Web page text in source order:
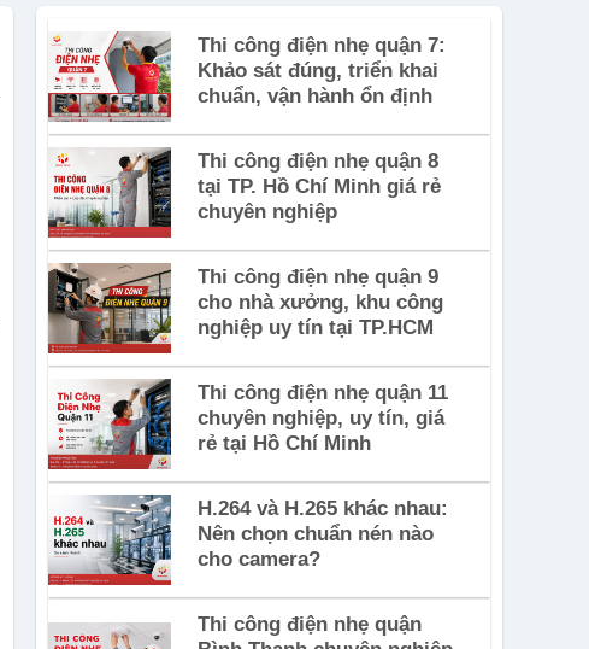
Thi công điện nhẹ quận 7:
Khảo sát đúng, triển khai
chuẩn, vận hành ổn định
Thi công điện nhẹ quận 8
tại TP. Hồ Chí Minh giá rẻ
chuyên nghiệp
Thi công điện nhẹ quận 9
cho nhà xưởng, khu công
nghiệp uy tín tại TP.HCM
Thi công điện nhẹ quận 11
chuyên nghiệp, uy tín, giá
rẻ tại Hồ Chí Minh
H.264 và H.265 khác nhau:
Nên chọn chuẩn nén nào
cho camera?
Thi công điện nhẹ quận